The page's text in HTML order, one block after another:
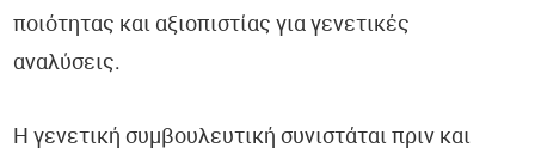
ποιότητας και αξιοπιστίας για γενετικές
αναλύσεις.
Η γενετική συμβουλευτική συνιστάται πριν και